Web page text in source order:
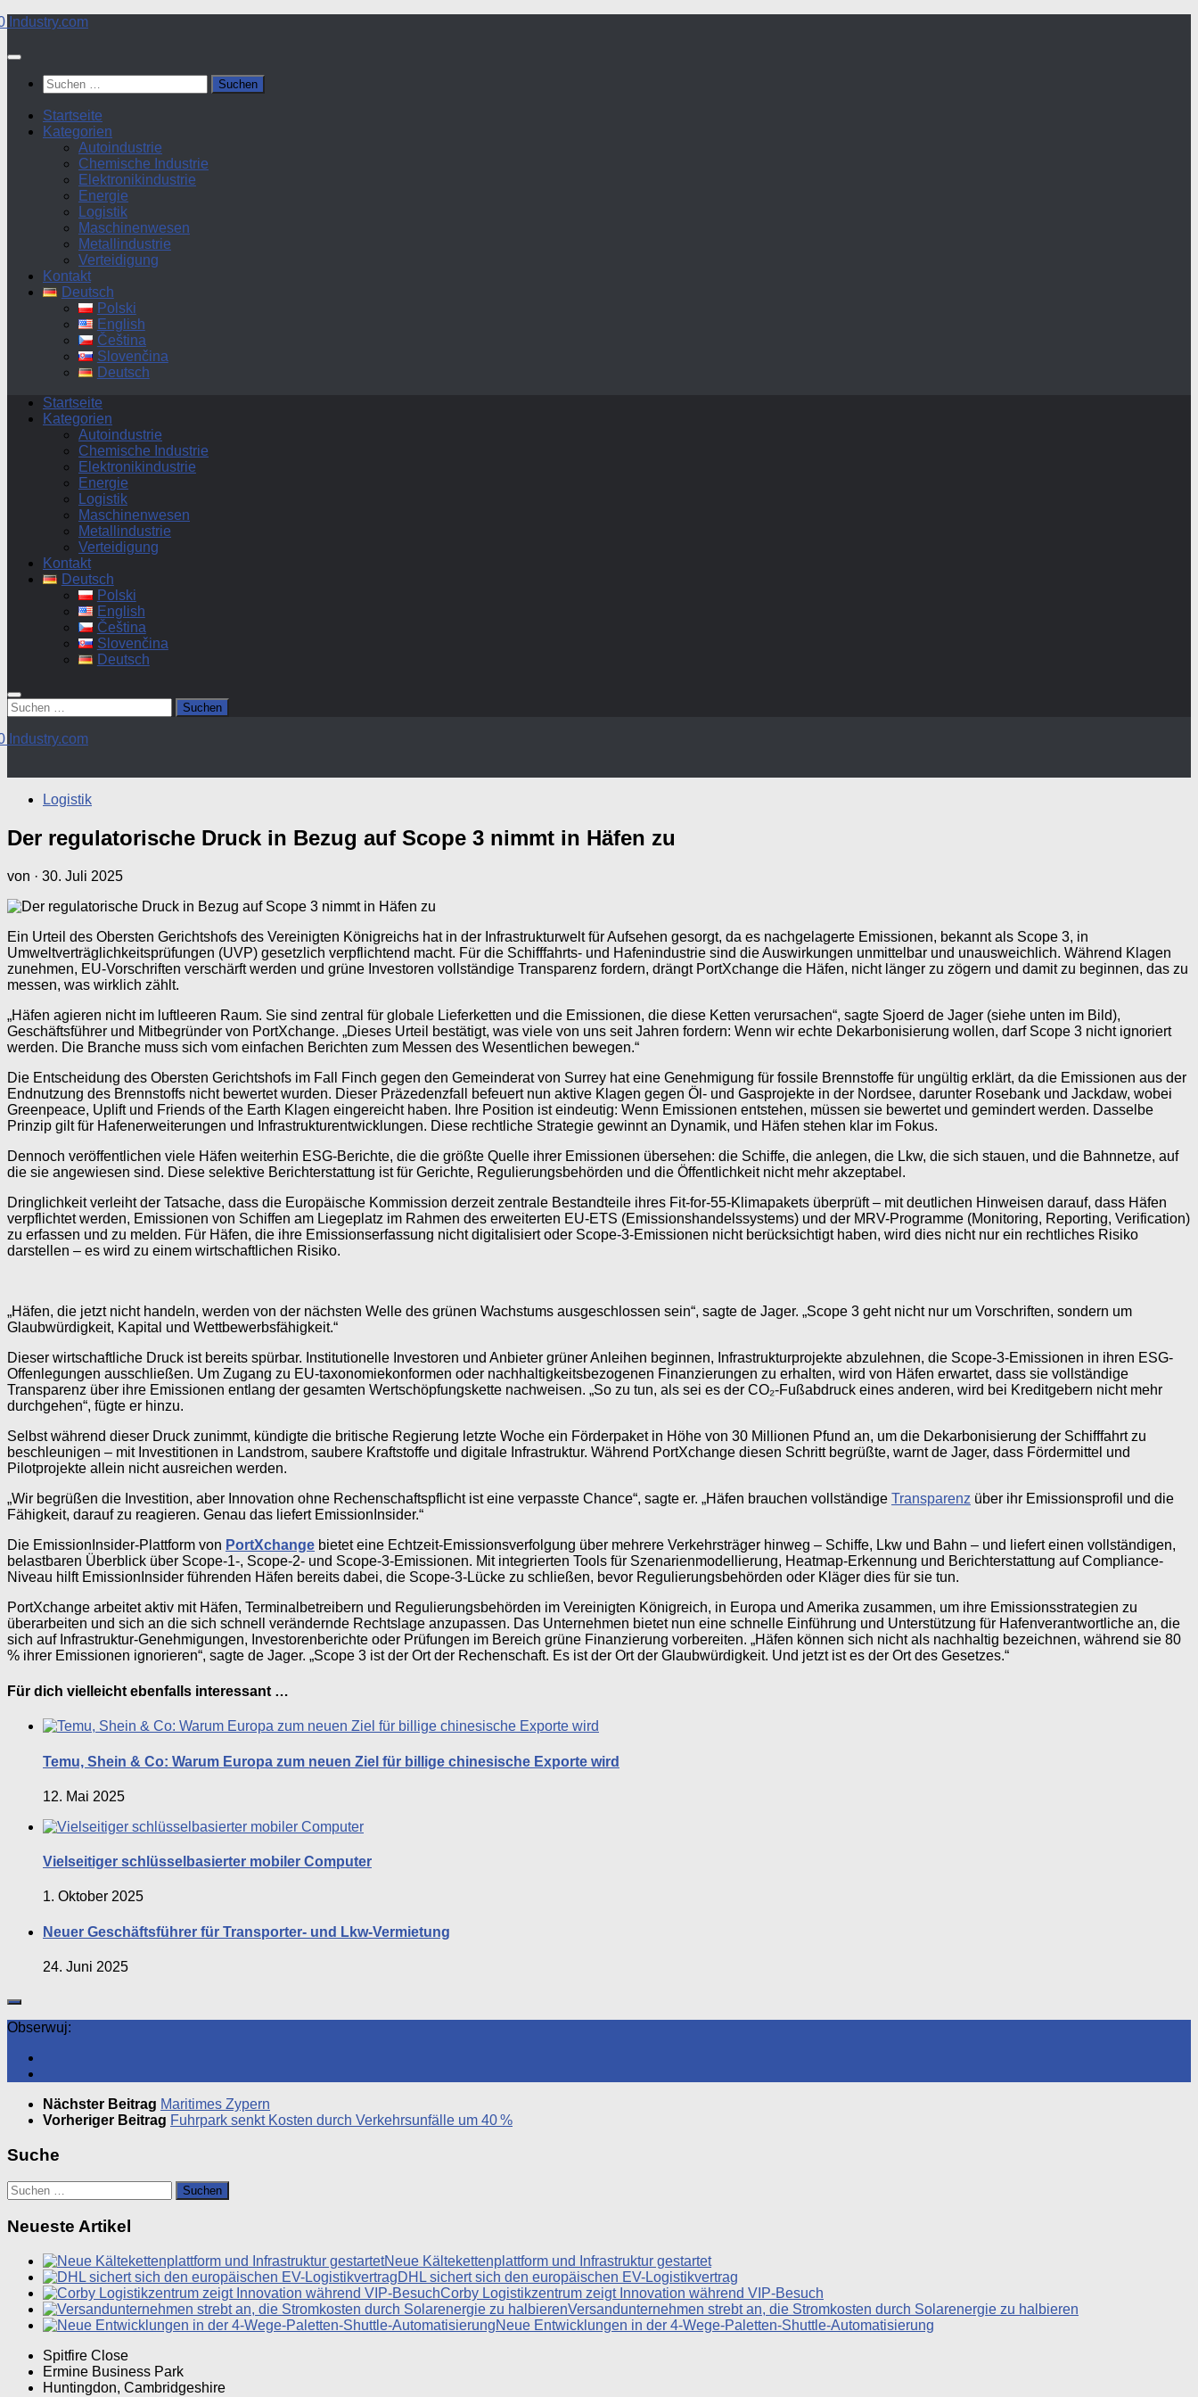
Zum
springen
Suchen
nach:
Startseite
Kategorien
Autoindustrie
Chemische Industrie
Elektronikindustrie
Energie
Logistik
Maschinenwesen
Metallindustrie
Verteidigung
Kontakt
Deutsch
Polski
English
Čeština
Slovenčina
Deutsch
Startseite
Kategorien
Autoindustrie
Chemische Industrie
Elektronikindustrie
Energie
Logistik
Maschinenwesen
Metallindustrie
Verteidigung
Kontakt
Deutsch
Polski
English
Čeština
Slovenčina
Deutsch
Suchen
nach:
Logistik
Der regulatorische Druck in Bezug auf Scope 3 nimmt in Häfen zu
von · 30. Juli 2025
Ein Urteil des Obersten Gerichtshofs des Vereinigten Königreichs hat in der Infrastrukturwelt für Aufsehen gesorgt, da es nachgelagerte Emissionen, bekannt als Scope 3, in
Umweltverträglichkeitsprüfungen (UVP) gesetzlich verpflichtend macht. Für die Schifffahrts- und Hafenindustrie sind die Auswirkungen unmittelbar und unausweichlich. Während Klagen
zunehmen, EU-Vorschriften verschärft werden und grüne Investoren vollständige Transparenz fordern, drängt PortXchange die Häfen, nicht länger zu zögern und damit zu beginnen, das zu
messen, was wirklich zählt.
„Häfen agieren nicht im luftleeren Raum. Sie sind zentral für globale Lieferketten und die Emissionen, die diese Ketten verursachen“, sagte Sjoerd de Jager (siehe unten im Bild),
Geschäftsführer und Mitbegründer von PortXchange. „Dieses Urteil bestätigt, was viele von uns seit Jahren fordern: Wenn wir echte Dekarbonisierung wollen, darf Scope 3 nicht ignoriert
werden. Die Branche muss sich vom einfachen Berichten zum Messen des Wesentlichen bewegen.“
Die Entscheidung des Obersten Gerichtshofs im Fall Finch gegen den Gemeinderat von Surrey hat eine Genehmigung für fossile Brennstoffe für ungültig erklärt, da die Emissionen aus der
Endnutzung des Brennstoffs nicht bewertet wurden. Dieser Präzedenzfall befeuert nun aktive Klagen gegen Öl- und Gasprojekte in der Nordsee, darunter Rosebank und Jackdaw, wobei
Greenpeace, Uplift und Friends of the Earth Klagen eingereicht haben. Ihre Position ist eindeutig: Wenn Emissionen entstehen, müssen sie bewertet und gemindert werden. Dasselbe
Prinzip gilt für Hafenerweiterungen und Infrastrukturentwicklungen. Diese rechtliche Strategie gewinnt an Dynamik, und Häfen stehen klar im Fokus.
Dennoch veröffentlichen viele Häfen weiterhin ESG-Berichte, die die größte Quelle ihrer Emissionen übersehen: die Schiffe, die anlegen, die Lkw, die sich stauen, und die Bahnnetze, auf
die sie angewiesen sind. Diese selektive Berichterstattung ist für Gerichte, Regulierungsbehörden und die Öffentlichkeit nicht mehr akzeptabel.
Dringlichkeit verleiht der Tatsache, dass die Europäische Kommission derzeit zentrale Bestandteile ihres Fit-for-55-Klimapakets überprüft – mit deutlichen Hinweisen darauf, dass Häfen
verpflichtet werden, Emissionen von Schiffen am Liegeplatz im Rahmen des erweiterten EU-ETS (Emissionshandelssystems) und der MRV-Programme (Monitoring, Reporting, Verification)
zu erfassen und zu melden. Für Häfen, die ihre Emissionserfassung nicht digitalisiert oder Scope-3-Emissionen nicht berücksichtigt haben, wird dies nicht nur ein rechtliches Risiko
darstellen – es wird zu einem wirtschaftlichen Risiko.
„Häfen, die jetzt nicht handeln, werden von der nächsten Welle des grünen Wachstums ausgeschlossen sein“, sagte de Jager. „Scope 3 geht nicht nur um Vorschriften, sondern um
Glaubwürdigkeit, Kapital und Wettbewerbsfähigkeit.“
Dieser wirtschaftliche Druck ist bereits spürbar. Institutionelle Investoren und Anbieter grüner Anleihen beginnen, Infrastrukturprojekte abzulehnen, die Scope-3-Emissionen in ihren ESG-
Offenlegungen ausschließen. Um Zugang zu EU-taxonomiekonformen oder nachhaltigkeitsbezogenen Finanzierungen zu erhalten, wird von Häfen erwartet, dass sie vollständige
Transparenz über ihre Emissionen entlang der gesamten Wertschöpfungskette nachweisen. „So zu tun, als sei es der CO₂-Fußabdruck eines anderen, wird bei Kreditgebern nicht mehr
durchgehen“, fügte er hinzu.
Selbst während dieser Druck zunimmt, kündigte die britische Regierung letzte Woche ein Förderpaket in Höhe von 30 Millionen Pfund an, um die Dekarbonisierung der Schifffahrt zu
beschleunigen – mit Investitionen in Landstrom, saubere Kraftstoffe und digitale Infrastruktur. Während PortXchange diesen Schritt begrüßte, warnt de Jager, dass Fördermittel und
Pilotprojekte allein nicht ausreichen werden.
„Wir begrüßen die Investition, aber Innovation ohne Rechenschaftspflicht ist eine verpasste Chance“, sagte er. „Häfen brauchen vollständige Transparenz über ihr Emissionsprofil und die
Fähigkeit, darauf zu reagieren. Genau das liefert EmissionInsider.“
Die EmissionInsider-Plattform von PortXchange bietet eine Echtzeit-Emissionsverfolgung über mehrere Verkehrsträger hinweg – Schiffe, Lkw und Bahn – und liefert einen vollständigen,
belastbaren Überblick über Scope-1-, Scope-2- und Scope-3-Emissionen. Mit integrierten Tools für Szenarienmodellierung, Heatmap-Erkennung und Berichterstattung auf Compliance-
Niveau hilft EmissionInsider führenden Häfen bereits dabei, die Scope-3-Lücke zu schließen, bevor Regulierungsbehörden oder Kläger dies für sie tun.
PortXchange arbeitet aktiv mit Häfen, Terminalbetreibern und Regulierungsbehörden im Vereinigten Königreich, in Europa und Amerika zusammen, um ihre Emissionsstrategien zu
überarbeiten und sich an die sich schnell verändernde Rechtslage anzupassen. Das Unternehmen bietet nun eine schnelle Einführung und Unterstützung für Hafenverantwortliche an, die
sich auf Infrastruktur-Genehmigungen, Investorenberichte oder Prüfungen im Bereich grüne Finanzierung vorbereiten. „Häfen können sich nicht als nachhaltig bezeichnen, während sie 80
% ihrer Emissionen ignorieren“, sagte de Jager. „Scope 3 ist der Ort der Rechenschaft. Es ist der Ort der Glaubwürdigkeit. Und jetzt ist es der Ort des Gesetzes.“
Für dich vielleicht ebenfalls interessant …
Temu, Shein & Co: Warum Europa zum neuen Ziel für billige chinesische Exporte wird
12. Mai 2025
Vielseitiger schlüsselbasierter mobiler Computer
1. Oktober 2025
Neuer Geschäftsführer für Transporter- und Lkw-Vermietung
24. Juni 2025
Obserwuj:
Nächster Beitrag Maritimes Zypern
Vorheriger Beitrag Fuhrpark senkt Kosten durch Verkehrsunfälle um 40 %
Suche
Suchen
nach:
Neueste Artikel
Neue Kältekettenplattform und Infrastruktur gestartet
DHL sichert sich den europäischen EV-Logistikvertrag
Corby Logistikzentrum zeigt Innovation während VIP-Besuch
Versandunternehmen strebt an, die Stromkosten durch Solarenergie zu halbieren
Neue Entwicklungen in der 4-Wege-Paletten-Shuttle-Automatisierung
Spitfire Close
Ermine Business Park
Huntingdon, Cambridgeshire